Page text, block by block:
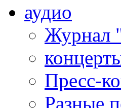
аудио
Журнал
Пресс-
Разные